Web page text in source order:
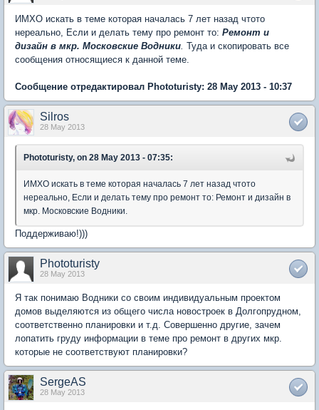
ИМХО искать в теме которая началась 7 лет назад чтото
нереально, Если и делать тему про ремонт то: Ремонт и
дизайн в мкр. Московские Водники. Туда и скопировать все
сообщения относящиеся к данной теме.
Сообщение отредактировал Phototuristy: 28 May 2013 - 10:37
Silros
28 May 2013
Phototuristy, on 28 May 2013 - 07:35:
ИМХО искать в теме которая началась 7 лет назад чтото
нереально, Если и делать тему про ремонт то: Ремонт и дизайн в
мкр. Московские Водники.
Поддерживаю!)))
Phototuristy
28 May 2013
Я так понимаю Водники со своим индивидуальным проектом
домов выделяются из общего числа новостроек в Долгопрудном,
соответственно планировки и т.д. Совершенно другие, зачем
лопатить груду информации в теме про ремонт в других мкр.
которые не соответствуют планировки?
SergeAS
28 May 2013